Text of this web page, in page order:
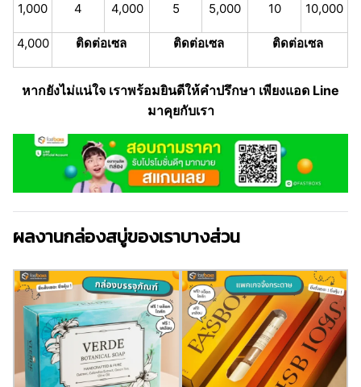
1,000 4 4,000 5 5,000 10 10,000
4,000 ติดต่อเซล ติดต่อเซล ติดต่อเซล
หากยังไม่แน่ใจ เราพร้อมยินดีให้คำปรึกษา เพียงแอด Line
มาคุยกับเรา
ผลงานกล่องสบู่ของเราบางส่วน